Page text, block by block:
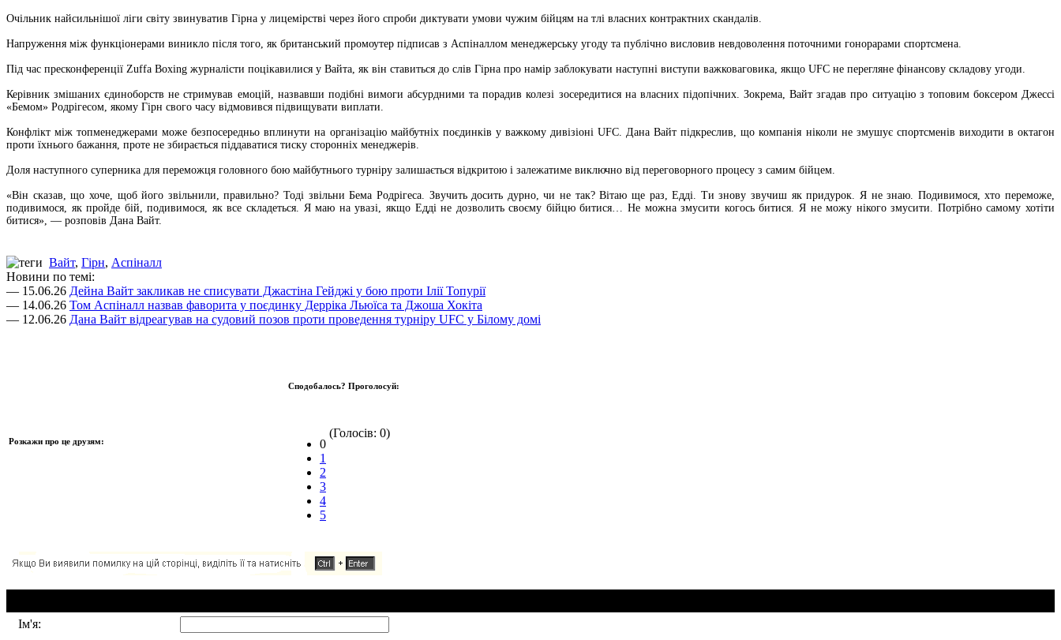
Очільник найсильнішої ліги світу звинуватив Гірна у лицемірстві через його спроби диктувати умови чужим бійцям на тлі власних контрактних скандалів.
Напруження між функціонерами виникло після того, як британський промоутер підписав з Аспіналлом менеджерську угоду та публічно висловив невдоволення поточними гонорарами спортсмена.
Під час пресконференції Zuffa Boxing журналісти поцікавилися у Вайта, як він ставиться до слів Гірна про намір заблокувати наступні виступи важковаговика, якщо UFC не перегляне фінансову складову угоди.
Керівник змішаних єдиноборств не стримував емоцій, назвавши подібні вимоги абсурдними та порадив колезі зосередитися на власних підопічних. Зокрема, Вайт згадав про ситуацію з топовим боксером Джессі
«Бемом» Родрігесом, якому Гірн свого часу відмовився підвищувати виплати.
Конфлікт між топменеджерами може безпосередньо вплинути на організацію майбутніх поєдинків у важкому дивізіоні UFC. Дана Вайт підкреслив, що компанія ніколи не змушує спортсменів виходити в октагон
проти їхнього бажання, проте не збирається піддаватися тиску сторонніх менеджерів.
Доля наступного суперника для переможця головного бою майбутнього турніру залишається відкритою і залежатиме виключно від переговорного процесу з самим бійцем.
«Він сказав, що хоче, щоб його звільнили, правильно? Тоді звільни Бема Родрігеса. Звучить досить дурно, чи не так? Вітаю ще раз, Едді. Ти знову звучиш як придурок. Я не знаю. Подивимося, хто переможе,
подивимося, як пройде бій, подивимося, як все складеться. Я маю на увазі, якщо Едді не дозволить своєму бійцю битися… Не можна змусити когось битися. Я не можу нікого змусити. Потрібно самому хотіти
битися», — розповів Дана Вайт.
Вайт, Гірн, Аспіналл
Новини по темі:
— 15.06.26 Дейна Вайт закликав не списувати Джастіна Гейджі у бою проти Ілії Топурії
— 14.06.26 Том Аспіналл назвав фаворита у поєдинку Дерріка Льюїса та Джоша Хокіта
— 12.06.26 Дана Вайт відреагував на судовий позов проти проведення турніру UFC у Білому домі
Розкажи про це друзям:
Сподобалось? Проголосуй:
0
1
2
3
4
5
(Голосів: 0)
Ім'я: